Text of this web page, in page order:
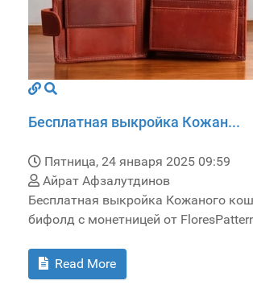
Бесплатная выкройка Кожан...
Пятница, 24 января 2025 09:59
Айрат Афзалутдинов
Бесплатная выкройка Кожаного
бифолд с монетницей от
Read More